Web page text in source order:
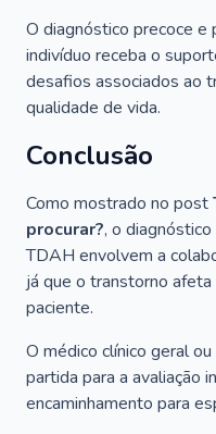
O diagnóstico precoce
indivíduo receba o
desafios associados ao
qualidade de vida.
Conclusão
Como mostrado no post
procurar?, o
TDAH envolvem a
já que o transtorno
paciente.
O médico clínico geral
partida para a avaliação
encaminhamento para